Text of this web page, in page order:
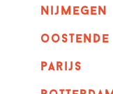
nijmegen
oostende
parijs